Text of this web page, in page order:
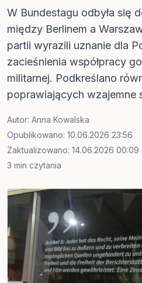
W Bundestagu odbyła się
między Berlinem a
partii wyrazili uznanie dla
zacieśnienia współpracy
militarnej. Podkreślano
poprawiających wzajemne
Autor: Anna Kowalska
Opublikowano: 10.06.2026 23:56
Zaktualizowano: 14.06.2026 00:09
3 min czytania